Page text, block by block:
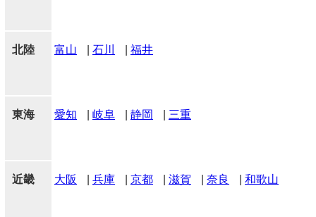
北陸 富山 石川 福井
東海 愛知 岐阜 静岡 三重
近畿 大阪 兵庫 京都 滋賀 奈良 和歌山